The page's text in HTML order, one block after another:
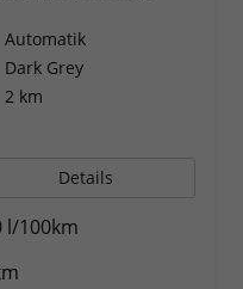
Automatik
Dark Grey
2 km
Details
l/100km